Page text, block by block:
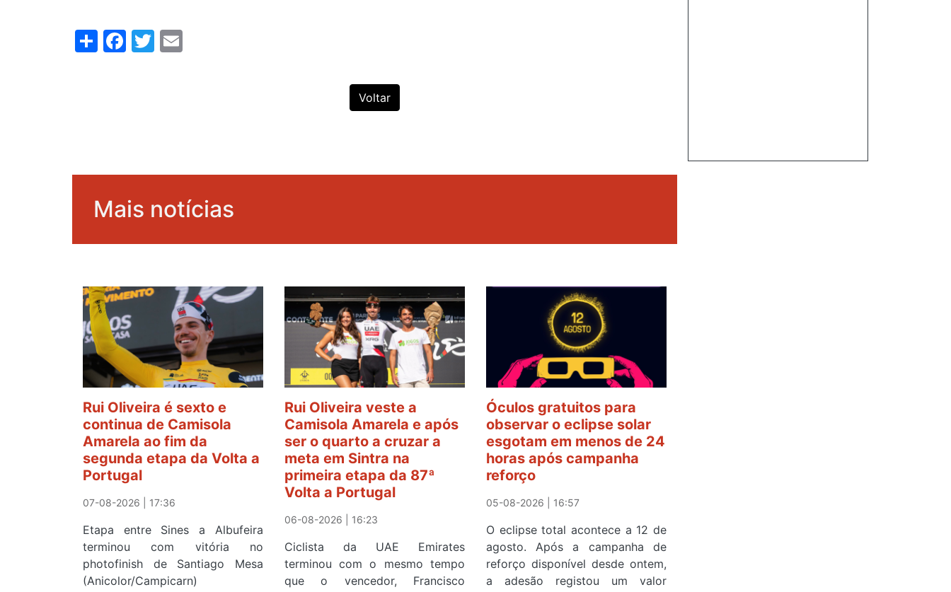
ShareFacebook
Twitter
Voltar
Mais notícias
Rui Oliveira é sexto e
continua de Camisola
Amarela ao fim da
segunda etapa da Volta a
Portugal
07-08-2026 | 17:36
Etapa entre Sines a Albufeira
terminou com vitória no
photofinish de Santiago Mesa
(Anicolor/Campicarn)
Rui Oliveira veste a
Camisola Amarela e após
ser o quarto a cruzar a
meta em Sintra na
primeira etapa da 87ª
Volta a Portugal
06-08-2026 | 16:23
Ciclista da UAE Emirates
terminou com o mesmo tempo
que o vencedor, Francisco
Óculos gratuitos para
observar o eclipse solar
esgotam em menos de 24
horas após campanha
reforço
05-08-2026 | 16:57
O eclipse total acontece a 12 de
agosto. Após a campanha de
reforço disponível desde ontem,
a adesão registou um valor